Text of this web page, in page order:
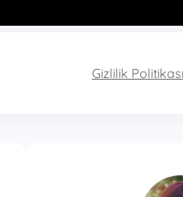
Gizlilik Politikası